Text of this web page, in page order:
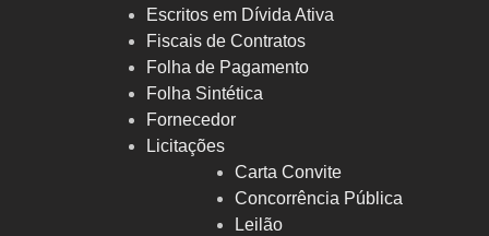
Escritos em Dívida Ativa
Fiscais de Contratos
Folha de Pagamento
Folha Sintética
Fornecedor
Licitações
Carta Convite
Concorrência Pública
Leilão